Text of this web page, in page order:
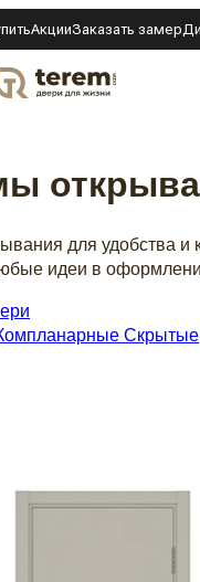
АкцииЗаказать замер
DOOR
для удобства
идеи в
Скрытые